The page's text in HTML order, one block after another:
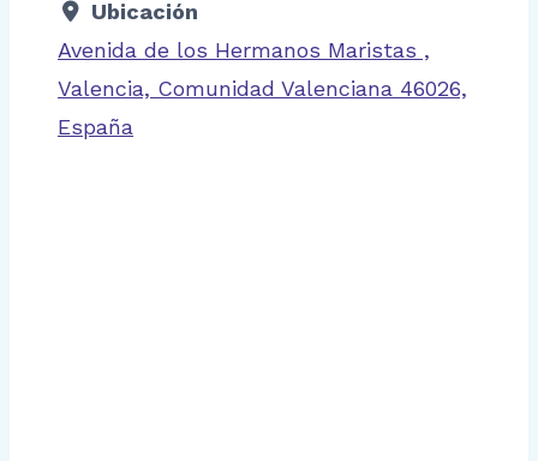
Ubicación
Avenida de los Hermanos Maristas ,
Valencia, Comunidad Valenciana 46026,
España